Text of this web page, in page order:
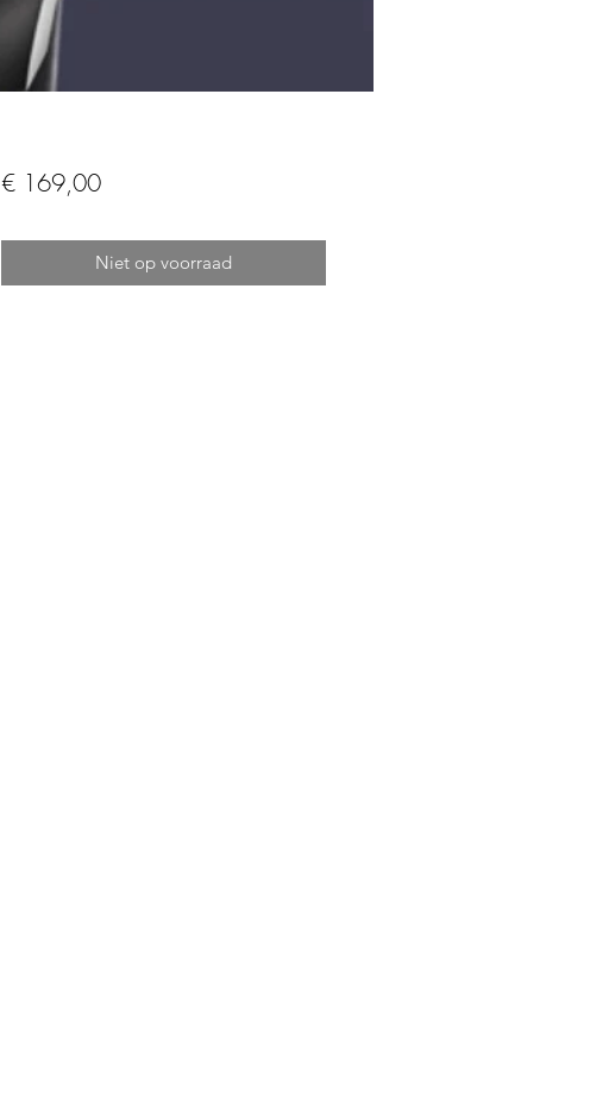
€ 169,00Prijs
Niet op voorraad